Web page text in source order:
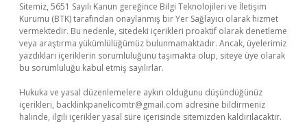
Sitemiz, 5651 Sayılı Kanun gereğince Bilgi Teknolojileri ve İletişim
Kurumu (BTK) tarafından onaylanmış bir Yer Sağlayıcı olarak hizmet
vermektedir. Bu nedenle, sitedeki içerikleri proaktif olarak denetleme
veya araştırma yükümlülüğümüz bulunmamaktadır. Ancak, üyelerimiz
yazdıkları içeriklerin sorumluluğunu taşımakta olup, siteye üye olarak
bu sorumluluğu kabul etmiş sayılırlar.
Hukuka ve yasal düzenlemelere aykırı olduğunu düşündüğünüz
içerikleri, backlinkpanelicomtr@gmail.com adresine bildirmeniz
halinde, ilgili içerikler yasal süre içerisinde sitemizden kaldırılacaktır.